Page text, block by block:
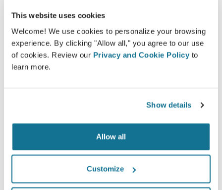
This website uses cookies
Welcome! We use cookies to personalize your browsing
experience. By clicking "Allow all," you agree to our use
of cookies. Review our Privacy and Cookie Policy to
learn more.
Show details
Allow all
Customize
よくある3Dの診察とは一体何でしょう
からの貴重なアドバイスを得ながら『新しい
あなた』に出会うことができます。